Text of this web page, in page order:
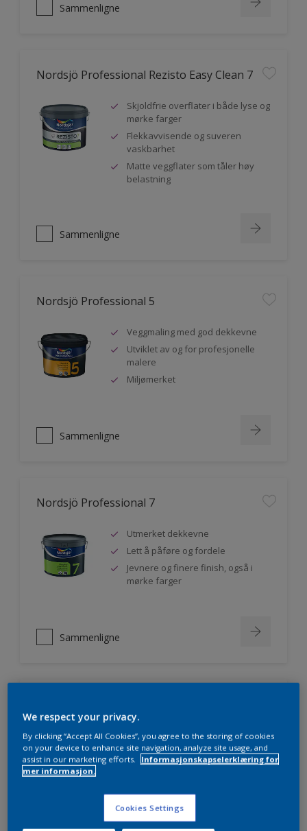
Sammenligne
Nordsjö Professional Rezisto Easy Clean 7
Skjoldfrie overflater i både lyse og
mørke farger
Flekkavvisende og suveren
vaskbarhet
Matte veggflater som tåler høy
belastning
Sammenligne
Nordsjö Professional 5
Veggmaling med god dekkevne
Utviklet av og for profesjonelle
malere
Miljømerket
Sammenligne
Nordsjö Professional 7
Utmerket dekkevne
Lett å påføre og fordele
Jevnere og finere finish, også i
mørke farger
Sammenligne
Veggmaling med god dekkevne
Utviklet av og for profesjonelle
malere
We respect your privacy.
By clicking “Accept All Cookies”, you agree to the storing of cookies
on your device to enhance site navigation, analyze site usage, and
assist in our marketing efforts.
Informasjonskapselerklæring for
mer informasjon.
Cookies Settings